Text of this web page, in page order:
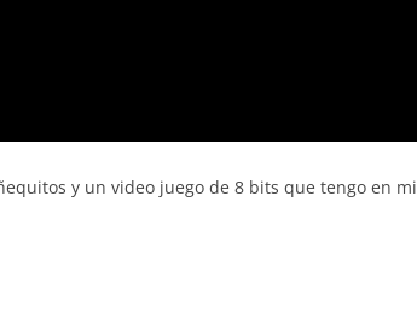
y un video juego de 8 bits que tengo en mi